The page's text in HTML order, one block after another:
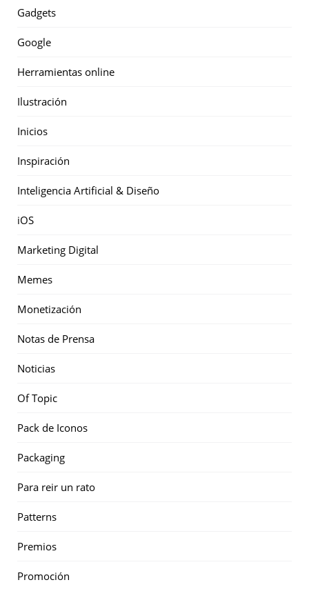
Gadgets
Google
Herramientas online
Ilustración
Inicios
Inspiración
Inteligencia Artificial & Diseño
iOS
Marketing Digital
Memes
Monetización
Notas de Prensa
Noticias
Of Topic
Pack de Iconos
Packaging
Para reir un rato
Patterns
Premios
Promoción